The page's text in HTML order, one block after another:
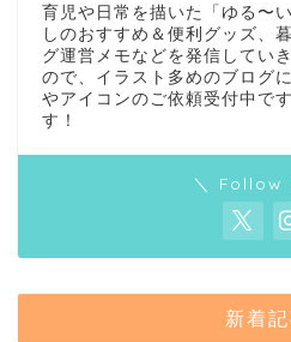
育児や日常を描いた「ゆる〜
しのおすすめ＆便利グッズ、
グ運営メモなどを発信してい
ので、イラスト多めのブログ
やアイコンのご依頼受付中で
す！
＼ Follow
新着